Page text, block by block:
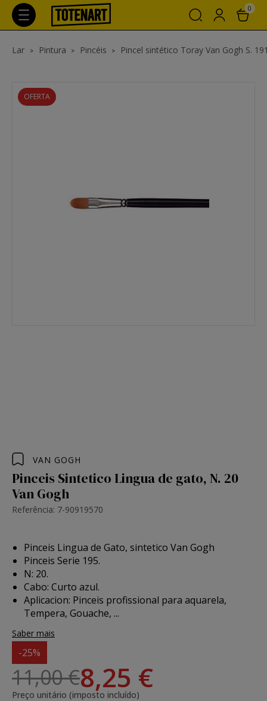
0
Lar Pintura Pincéis Pincel sintético Toray Van Gogh S.
OFERTA
VAN GOGH
Pinceis Sintetico Lingua de gato, N. 20
Van Gogh
Referência: 7-90919570
Pinceis Lingua de Gato, sintetico Van Gogh
Pinceis Serie 195.
N: 20.
Cabo: Curto azul.
Aplicacion: Pinceis profissional para aquarela,
Tempera, Gouache, ...
Saber mais
-25%
11,00 €8,25 €
Preço unitário (imposto incluído)